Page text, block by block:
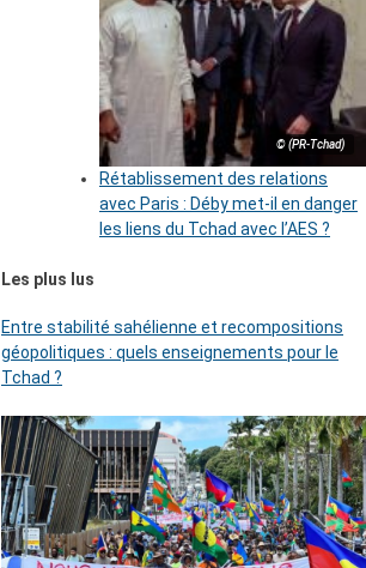
© (PR-Tchad)
Rétablissement des relations
avec Paris : Déby met-il en danger
les liens du Tchad avec l’AES ?
Les plus lus
Entre stabilité sahélienne et recompositions
géopolitiques : quels enseignements pour le
Tchad ?